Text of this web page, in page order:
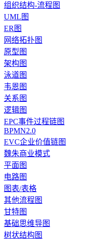
组织结构-流程图
UML图
ER图
网络拓扑图
原型图
架构图
泳道图
韦恩图
关系图
逻辑图
EPC事件过程链图
BPMN2.0
EVC企业价值链图
魏朱商业模式
平面图
电路图
图表/表格
其他流程图
甘特图
基础思维导图
树状结构图